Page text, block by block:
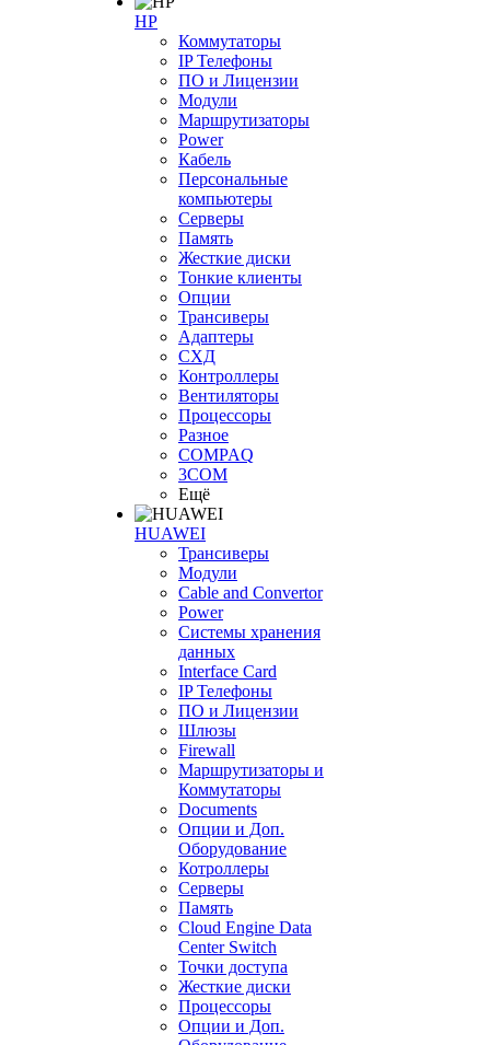
HP
Коммутаторы
IP Телефоны
ПО и Лицензии
Модули
Маршрутизаторы
Power
Кабель
Персональные
компьютеры
Серверы
Память
Жесткие диски
Тонкие клиенты
Опции
Трансиверы
Адаптеры
СХД
Контроллеры
Вентиляторы
Процессоры
Разное
COMPAQ
3COM
Ещё
HUAWEI
Трансиверы
Модули
Cable and Convertor
Power
Системы хранения
данных
Interface Card
IP Телефоны
ПО и Лицензии
Шлюзы
Firewall
Маршрутизаторы и
Коммутаторы
Documents
Опции и Доп.
Оборудование
Котроллеры
Серверы
Память
Cloud Engine Data
Center Switch
Точки доступа
Жесткие диски
Процессоры
Опции и Доп.